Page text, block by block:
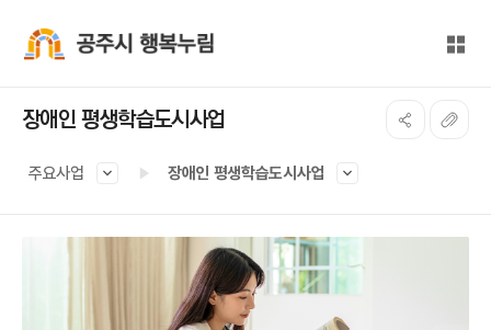
전체
장애인 평생학습도시사업
주요사업 장애인 평생학습도시사업